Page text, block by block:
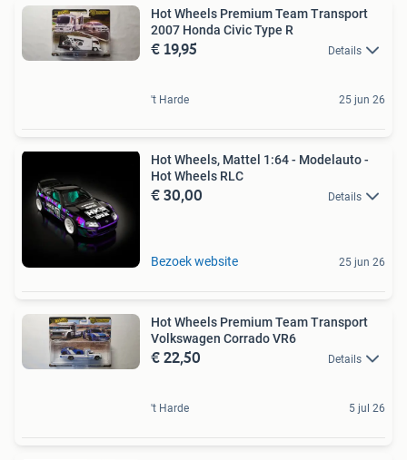
Hot Wheels Premium Team Transport
2007 Honda Civic Type R
€ 19,95 Details
't Harde 25 jun 26
Hot Wheels, Mattel 1:64 - Modelauto -
Hot Wheels RLC
€ 30,00 Details
Bezoek website 25 jun 26
Hot Wheels Premium Team Transport
Volkswagen Corrado VR6
€ 22,50 Details
't Harde 5 jul 26